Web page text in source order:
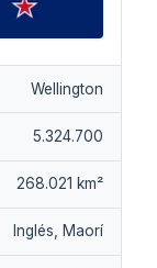
Wellington
5.324.700
268.021 km²
Inglés, Maorí